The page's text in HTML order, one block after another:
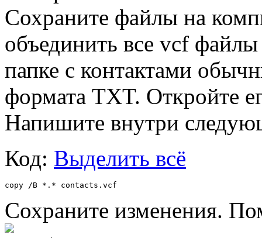
Сохраните файлы на
объединить все vcf
папке с контактами
формата TXT. Откройте
Напишите внутри
Код: Выделить всё
copy /B *.* contacts.vcf
Сохраните изменения.